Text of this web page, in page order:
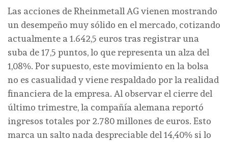
Las acciones de Rheinmetall AG vienen mostrando
un desempeño muy sólido en el mercado, cotizando
actualmente a 1.642,5 euros tras registrar una
suba de 17,5 puntos, lo que representa un alza del
1,08%. Por supuesto, este movimiento en la bolsa
no es casualidad y viene respaldado por la realidad
financiera de la empresa. Al observar el cierre del
último trimestre, la compañía alemana reportó
ingresos totales por 2.780 millones de euros. Esto
marca un salto nada despreciable del 14,40% si lo